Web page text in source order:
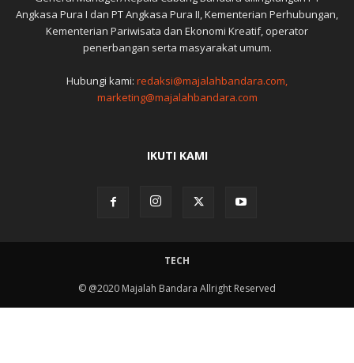
Angkasa Pura I dan PT Angkasa Pura II, Kementerian Perhubungan,
Kementerian Pariwisata dan Ekonomi Kreatif, operator
penerbangan serta masyarakat umum.
Hubungi kami: redaksi@majalahbandara.com,
marketing@majalahbandara.com
IKUTI KAMI
TECH
© @2020 Majalah Bandara Allright Reserved